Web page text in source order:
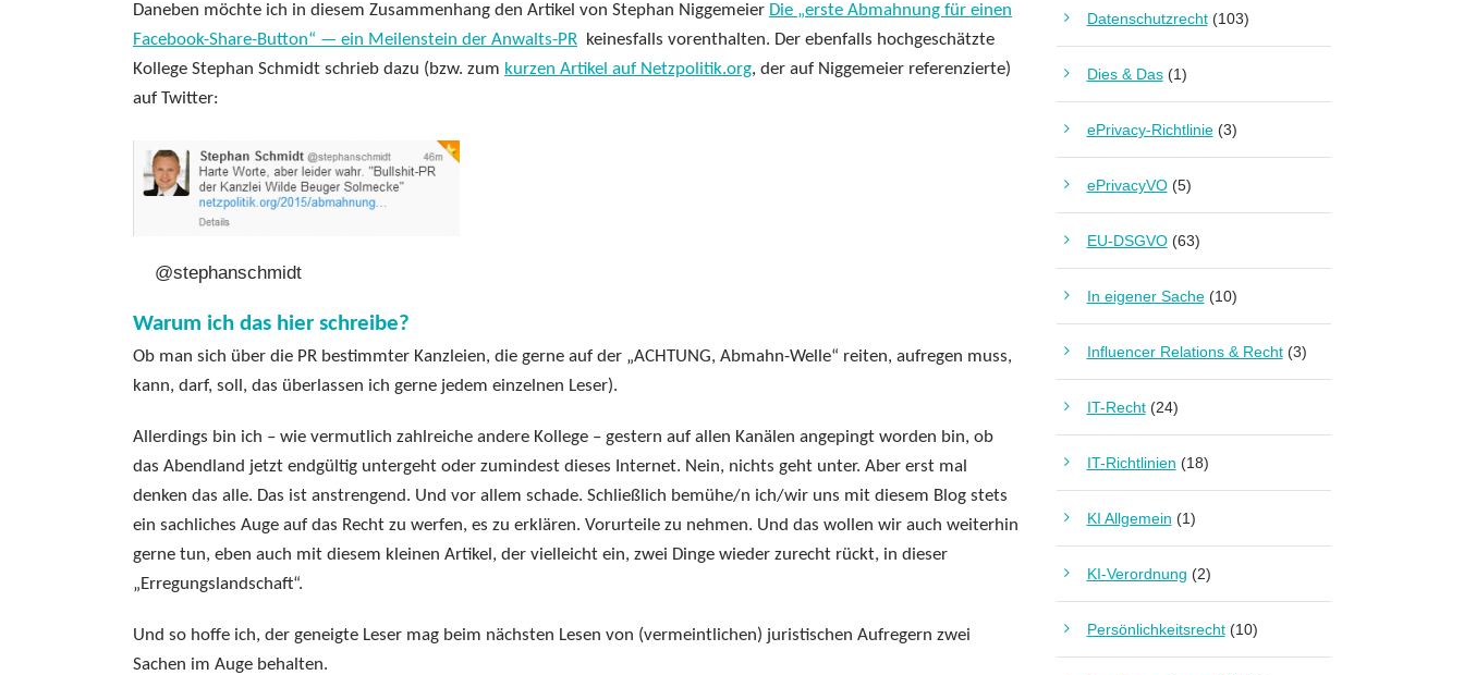
Daneben möchte ich in diesem Zusammenhang den Artikel von Stephan Niggemeier Die „erste Abmahnung für einen
Facebook-Share-Button“ — ein Meilenstein der Anwalts-PR keinesfalls vorenthalten. Der ebenfalls hochgeschätzte
Kollege Stephan Schmidt schrieb dazu (bzw. zum kurzen Artikel auf Netzpolitik.org, der auf Niggemeier referenzierte)
auf Twitter:
@stephanschmidt
Warum ich das hier schreibe?
Ob man sich über die PR bestimmter Kanzleien, die gerne auf der „ACHTUNG, Abmahn-Welle“ reiten, aufregen muss,
kann, darf, soll, das überlassen ich gerne jedem einzelnen Leser).
Allerdings bin ich – wie vermutlich zahlreiche andere Kollege – gestern auf allen Kanälen angepingt worden bin, ob
das Abendland jetzt endgültig untergeht oder zumindest dieses Internet. Nein, nichts geht unter. Aber erst mal
denken das alle. Das ist anstrengend. Und vor allem schade. Schließlich bemühe/n ich/wir uns mit diesem Blog stets
ein sachliches Auge auf das Recht zu werfen, es zu erklären. Vorurteile zu nehmen. Und das wollen wir auch weiterhin
gerne tun, eben auch mit diesem kleinen Artikel, der vielleicht ein, zwei Dinge wieder zurecht rückt, in dieser
„Erregungslandschaft“.
Und so hoffe ich, der geneigte Leser mag beim nächsten Lesen von (vermeintlichen) juristischen Aufregern zwei
Sachen im Auge behalten.
Datenschutzrecht(103)
Dies & Das(1)
ePrivacy-Richtlinie(3)
ePrivacyVO(5)
EU-DSGVO(63)
In eigener Sache(10)
Influencer Relations & Recht(3)
IT-Recht(24)
IT-Richtlinien (18)
KI Allgemein (1)
KI-Verordnung (2)
Persönlichkeitsrecht(10)